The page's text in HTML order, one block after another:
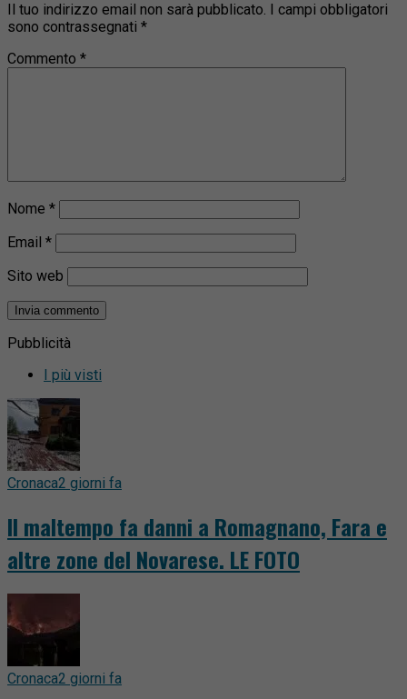
Il tuo indirizzo email non sarà pubblicato.
I campi obbligatori
sono contrassegnati *
Commento *
Nome *
Email *
Sito web
Pubblicità
I più visti
Cronaca2 giorni fa
Il maltempo fa danni a Romagnano, Fara e
altre zone del Novarese. LE FOTO
Cronaca2 giorni fa